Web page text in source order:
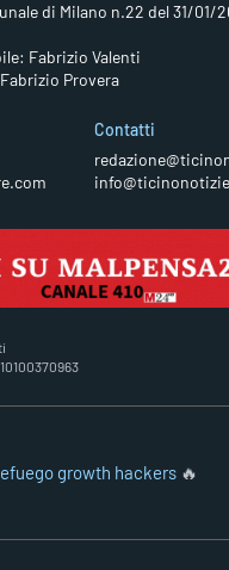
di Milano n.22 del 31/01/
Fabrizio Valenti
Provera
Contatti
growth hackers 🔥